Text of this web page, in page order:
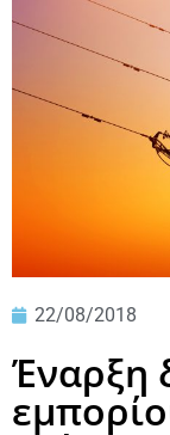
22/08/2018
Έναρξη